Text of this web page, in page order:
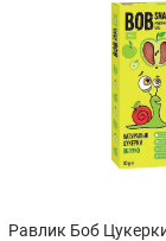
Равлик Боб